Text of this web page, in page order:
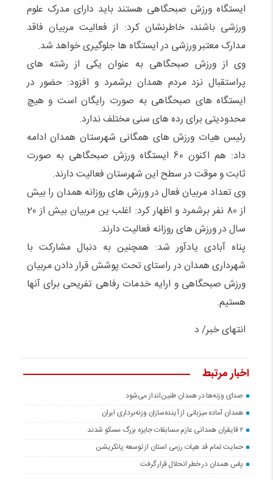
ایستگاه ورزش صبحگاهی هستند باید دارای مدرک علوم
ورزشی باشند، خاطرنشان کرد: از فعالیت مربیان فاقد
مدارک معتبر ورزشی در ایستگاه ها جلوگیری خواهد شد.
وی از ورزش صبحگاهی به عنوان یکی از رشته های
پراستقبال نزد مردم همدان برشمرد و افزود: حضور در
ایستگاه های صبحگاهی به صورت رایگان است و هیچ
محدودیتی برای رده های سنی مختلف ندارد.
رئیس هیات ورزش های همگانی شهرستان همدان ادامه
داد: هم اکنون 60 ایستگاه ورزش صبحگاهی به صورت
ثابت و موقت در سطح این شهرستان فعالیت دارند.
وی تعداد مربیان فعال در ورزش های روزانه همدان را بیش
از 80 نفر برشمرد و اظهار کرد: اغلب ین مربیان بیش از 20
سال در ورزش های روزانه فعالیت دارند.
پناه آبادی یادآور شد: همچنین به دنبال مشارکت با
شهرداری همدان در راستای تحت پوشش قرار دادن مربیان
ورزش صبحگاهی و ارایه خدمات رفاهی تفریحی برای آنها
هستیم.
انتهای خبر/ د
اخبار مرتبط
صدای وزنه‌ها در همدان طنین‌انداز می‌شود
همدان آماده میزبانی از آینده‌سازان وزنه‌برداری ایران
۲ قایقران همدانی عازم مسابقات جایزه بزرگ مسکو شدند
حمایت تمام قد هیات رزمی استان از توسعه پانکریشن
پاس همدان در خطر انحلال قرار گرفت